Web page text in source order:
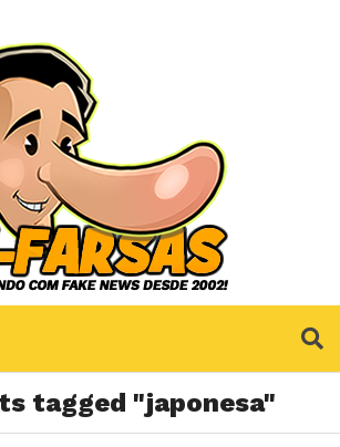
tagged "japonesa"